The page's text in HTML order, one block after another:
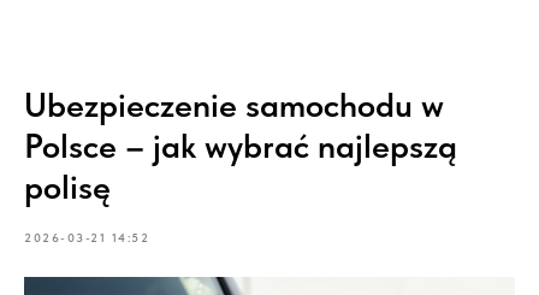
Ubezpieczenie samochodu w
Polsce – jak wybrać najlepszą
polisę
2026-03-21 14:52